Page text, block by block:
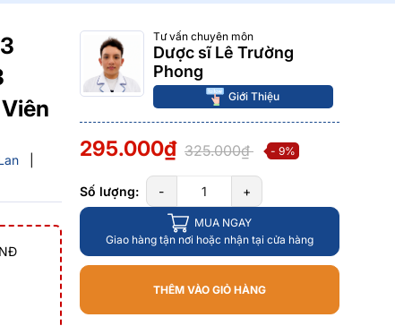
Tư vấn chuyên môn
Dược sĩ Lê Trường
Phong
Giới Thiệu
295.000₫ 325.000₫ - 9%
Số lượng: - +
MUA NGAY
Giao hàng tận nơi hoặc nhận tại cửa hàng
THÊM VÀO GIỎ HÀNG